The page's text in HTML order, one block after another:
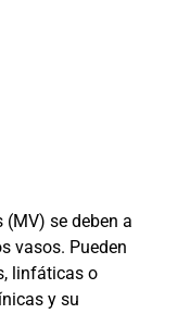
se deben a
vasos. Pueden
linfáticas o
y su